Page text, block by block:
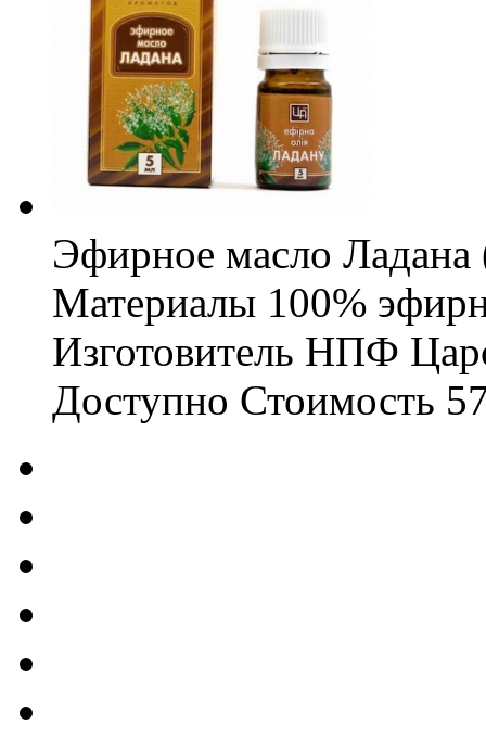
Эфирное масло
Материалы 100%
Изготовитель НПФ
Доступно Стоимость